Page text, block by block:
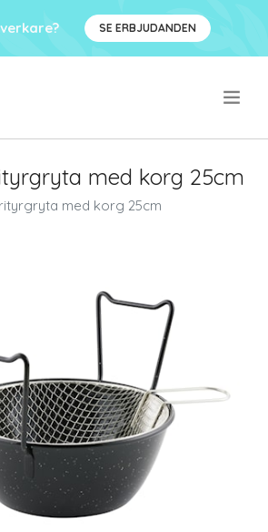
SE ERBJUDANDEN
med korg 25cm
med korg 25cm